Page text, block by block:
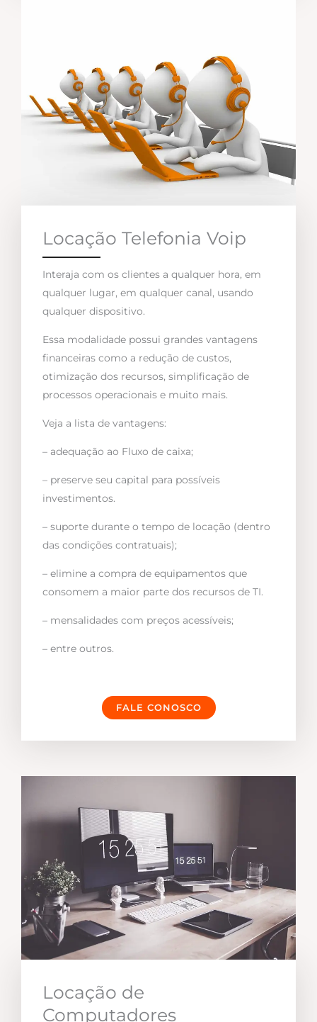
Locação Telefonia Voip
Interaja com os clientes a qualquer hora, em
qualquer lugar, em qualquer canal, usando
qualquer dispositivo.
Essa modalidade possui grandes vantagens
financeiras como a redução de custos,
otimização dos recursos, simplificação de
processos operacionais e muito mais.
Veja a lista de vantagens:
– adequação ao Fluxo de caixa;
– preserve seu capital para possíveis
investimentos.
– suporte durante o tempo de locação (dentro
das condições contratuais);
– elimine a compra de equipamentos que
consomem a maior parte dos recursos de TI.
– mensalidades com preços acessíveis;
– entre outros.
FALE CONOSCO
Locação de
Computadores